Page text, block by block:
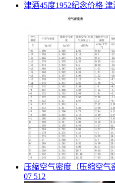
津酒45度1952纪念价格
压缩空气密度（压缩空气
07 512